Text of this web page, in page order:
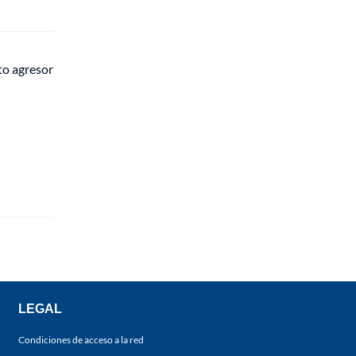
agresor
LEGAL
Condiciones de acceso a la red